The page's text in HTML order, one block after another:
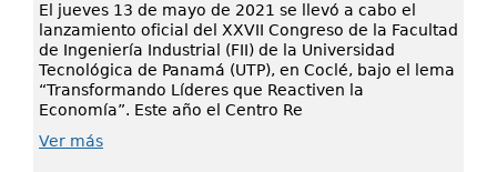
El jueves 13 de mayo de 2021 se llevó a cabo el
lanzamiento oficial del XXVII Congreso de la Facultad
de Ingeniería Industrial (FII) de la Universidad
Tecnológica de Panamá (UTP), en Coclé, bajo el lema
“Transformando Líderes que Reactiven la
Economía”. Este año el Centro Re
Ver más